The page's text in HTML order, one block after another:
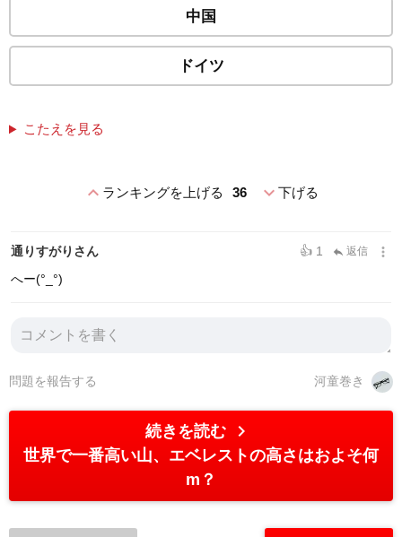
中国
ドイツ
こたえを見る
expand_lessランキングを上げる 36 expand_more下げる
通りすがりさん 👍 1 reply 返信 more_vert
へー(°_°)
河童巻き
問題を報告する
続きを読む chevron_right
世界で一番高い山、エベレストの高さはおよそ何
m？